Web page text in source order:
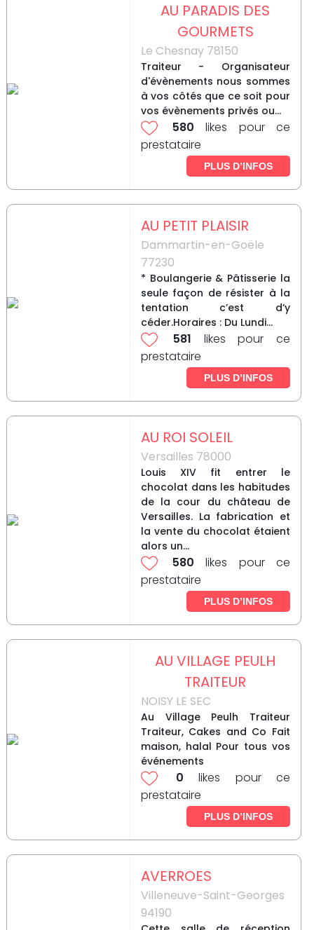
AU PARADIS DES
GOURMETS
Le Chesnay 78150
Traiteur - Organisateur
d'évènements nous sommes
à vos côtés que ce soit pour
vos évènements privés ou...
580 likes pour ce
prestataire
PLUS D’INFOS
AU PETIT PLAISIR
Dammartin-en-Goële
77230
* Boulangerie & Pâtisserie la
seule façon de résister à la
tentation c’est d’y
céder.Horaires : Du Lundi...
581 likes pour ce
prestataire
PLUS D’INFOS
AU ROI SOLEIL
Versailles 78000
Louis XIV fit entrer le
chocolat dans les habitudes
de la cour du château de
Versailles. La fabrication et
la vente du chocolat étaient
alors un...
580 likes pour ce
prestataire
PLUS D’INFOS
AU VILLAGE PEULH
TRAITEUR
NOISY LE SEC
Au Village Peulh Traiteur
Traiteur, Cakes and Co Fait
maison, halal Pour tous vos
événements
0 likes pour ce
prestataire
PLUS D’INFOS
AVERROES
Villeneuve-Saint-Georges
94190